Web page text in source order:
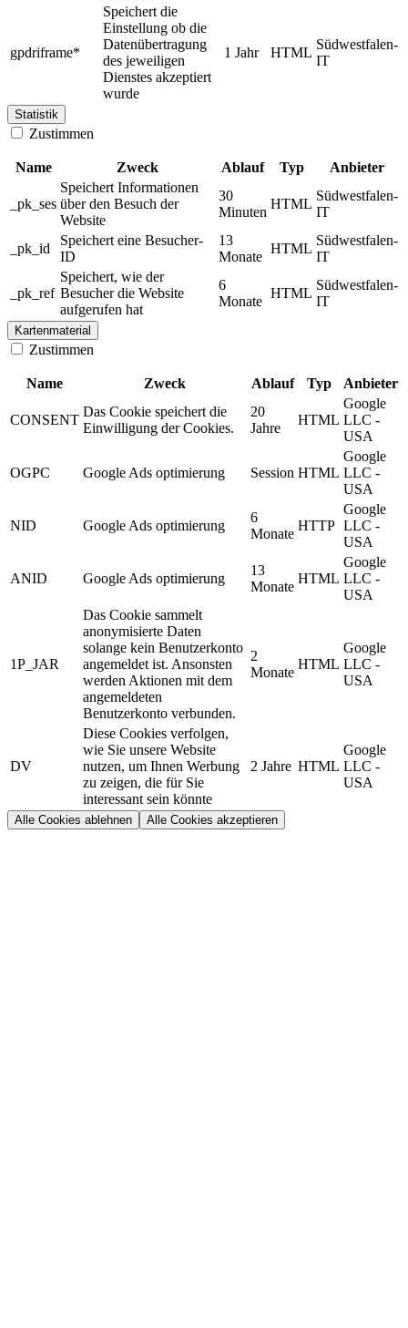
gpdriframe*
Speichert die
Einstellung ob die
Datenübertragung
des jeweiligen
Dienstes akzeptiert
wurde
1 Jahr HTML
Südwestfalen-
IT
Statistik
Zustimmen
Name Zweck Ablauf Typ Anbieter
_pk_ses
Speichert Informationen
über den Besuch der
Website
30
Minuten
HTML
Südwestfalen-
IT
_pk_id
Speichert eine Besucher-
ID
13
Monate
HTML
Südwestfalen-
IT
_pk_ref
Speichert, wie der
Besucher die Website
aufgerufen hat
6
Monate
HTML
Südwestfalen-
IT
Kartenmaterial
Zustimmen
Name Zweck Ablauf Typ Anbieter
CONSENT
Das Cookie speichert die
Einwilligung der Cookies.
20
Jahre
HTML
Google
LLC -
USA
OGPC Google Ads optimierung Session HTML
Google
LLC -
USA
NID Google Ads optimierung
6
Monate
HTTP
Google
LLC -
USA
ANID Google Ads optimierung
13
Monate
HTML
Google
LLC -
USA
1P_JAR
Das Cookie sammelt
anonymisierte Daten
solange kein Benutzerkonto
angemeldet ist. Ansonsten
werden Aktionen mit dem
angemeldeten
Benutzerkonto verbunden.
2
Monate
HTML
Google
LLC -
USA
DV
Diese Cookies verfolgen,
wie Sie unsere Website
nutzen, um Ihnen Werbung
zu zeigen, die für Sie
interessant sein könnte
2 Jahre HTML
Google
LLC -
USA
Alle Cookies ablehnen Alle Cookies akzeptieren